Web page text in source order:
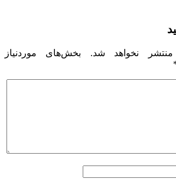
نخواهد شد.
بخش‌های موردنیاز